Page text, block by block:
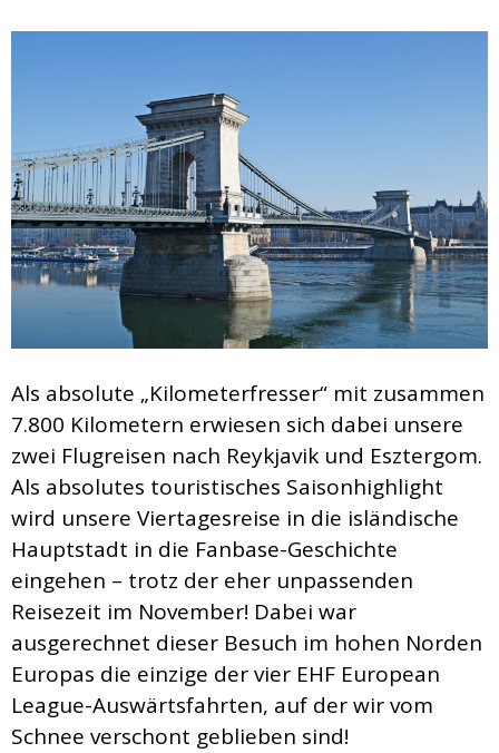
Als absolute „Kilometerfresser“ mit zusammen
7.800 Kilometern erwiesen sich dabei unsere
zwei Flugreisen nach Reykjavik und Esztergom.
Als absolutes touristisches Saisonhighlight
wird unsere Viertagesreise in die isländische
Hauptstadt in die Fanbase-Geschichte
eingehen – trotz der eher unpassenden
Reisezeit im November! Dabei war
ausgerechnet dieser Besuch im hohen Norden
Europas die einzige der vier EHF European
League-Auswärtsfahrten, auf der wir vom
Schnee verschont geblieben sind!